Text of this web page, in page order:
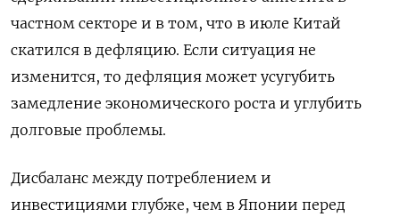
частном секторе и в том, что в июле Китай
скатился в дефляцию. Если ситуация не
изменится, то дефляция может усугубить
замедление экономического роста и углубить
долговые проблемы.
Дисбаланс между потреблением и
инвестициями глубже, чем в Японии перед